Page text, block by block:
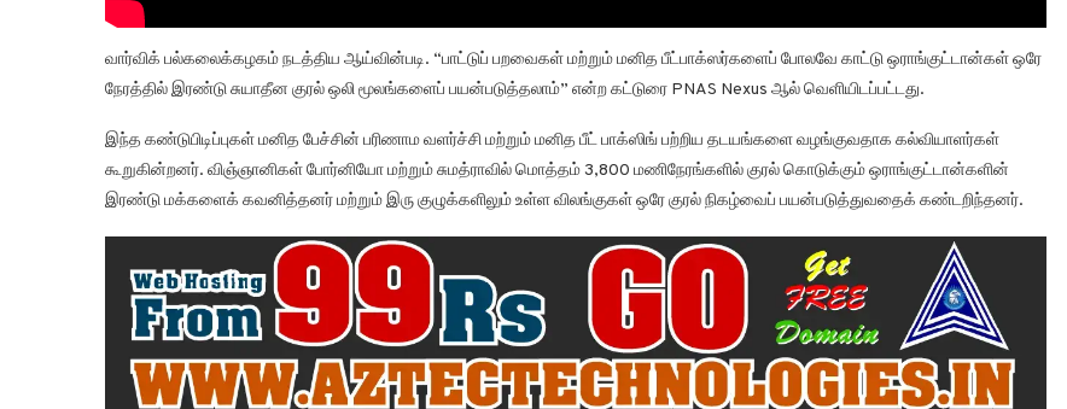
வார்விக் பல்கலைக்கழகம் நடத்திய ஆய்வின்படி. “பாட்டுப் பறவைகள் மற்றும் மனித பீட்பாக்ஸர்களைப் போலவே காட்டு ஒராங்குட்டான்கள் ஒரே
நேரத்தில் இரண்டு சுயாதீன குரல் ஒலி மூலங்களைப் பயன்படுத்தலாம்” என்ற கட்டுரை PNAS Nexus ஆல் வெளியிடப்பட்டது.
இந்த கண்டுபிடிப்புகள் மனித பேச்சின் பரிணாம வளர்ச்சி மற்றும் மனித பீட் பாக்ஸிங் பற்றிய தடயங்களை வழங்குவதாக கல்வியாளர்கள்
கூறுகின்றனர். விஞ்ஞானிகள் போர்னியோ மற்றும் சுமத்ராவில் மொத்தம் 3,800 மணிநேரங்களில் குரல் கொடுக்கும் ஒராங்குட்டான்களின்
இரண்டு மக்களைக் கவனித்தனர் மற்றும் இரு குழுக்களிலும் உள்ள விலங்குகள் ஒரே குரல் நிகழ்வைப் பயன்படுத்துவதைக் கண்டறிந்தனர்.